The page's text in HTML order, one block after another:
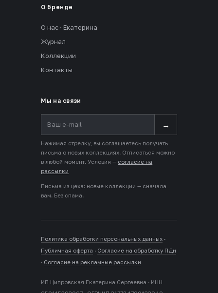
О бренде
О нас · Екатерина
Журнал
Коллекции
Контакты
Мы на связи
→
Нажимая стрелку, вы соглашаетесь получать
письма о новых коллекциях. Отписаться можно
в любой момент. Условия — согласие на
рассылки
Письма из цеха: новые коллекции — сначала
вам. Без спама.
Политика обработки персональных данных ·
Публичная оферта · Согласие на обработку ПДн
· Согласие на рекламные рассылки
ИП Ципровская Екатерина Сергеевна · ИНН